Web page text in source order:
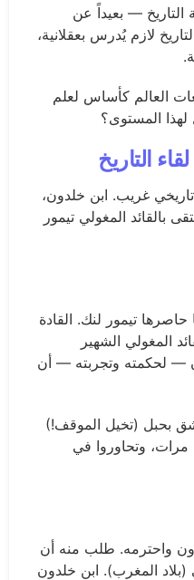
— بعيداً عن
لازم يُدرس بعقلانية،
العالم كأساس لعلم
المستوى؟
التاريخ
تاريخي غريب. ابن خلدون،
بالقائد المغولي تيمور
تيمور لنك. القادة
المغولي الشهير
— لحكمته وتجربته — أن
بحبل (تخيل الموقف!)
مرات، وتحاوروا في
واحترمه. طلب منه أن
المغرب). ابن خلدون